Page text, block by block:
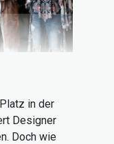
in der
Designer
Doch wie